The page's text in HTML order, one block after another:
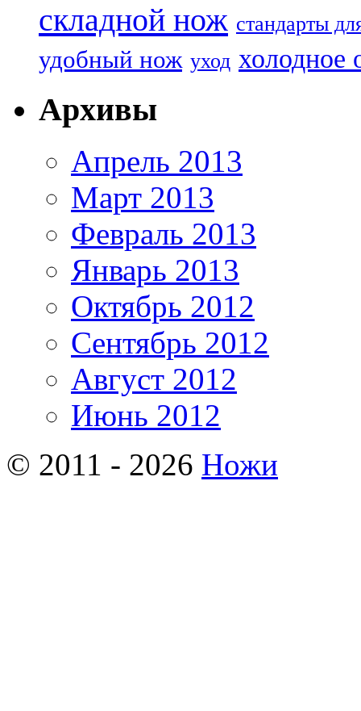
складной нож стандарты
удобный нож уход холодное
Архивы
Апрель 2013
Март 2013
Февраль 2013
Январь 2013
Октябрь 2012
Сентябрь 2012
Август 2012
Июнь 2012
© 2011 - 2026 Ножи